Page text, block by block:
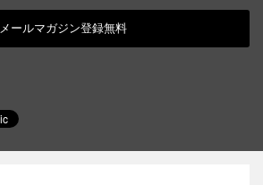
メールマガジン登録無料